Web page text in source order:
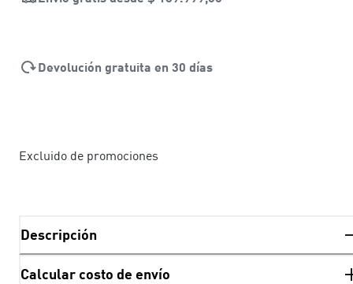
Devolución gratuita en 30 días
Excluido de promociones
Descripción
Calcular costo de envío